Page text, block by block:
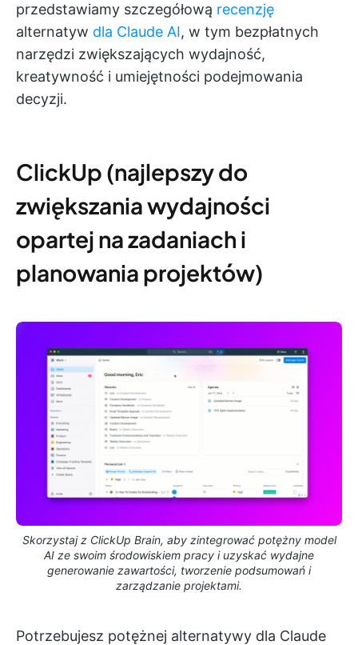
przedstawiamy szczegółową recenzję
alternatyw dla Claude AI, w tym bezpłatnych
narzędzi zwiększających wydajność,
kreatywność i umiejętności podejmowania
decyzji.
ClickUp (najlepszy do
zwiększania wydajności
opartej na zadaniach i
planowania projektów)
Skorzystaj z ClickUp Brain, aby zintegrować potężny model
AI ze swoim środowiskiem pracy i uzyskać wydajne
generowanie zawartości, tworzenie podsumowań i
zarządzanie projektami.
Potrzebujesz potężnej alternatywy dla Claude